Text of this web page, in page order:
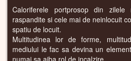
Caloriferele portprosop din
raspandite si cele mai de neinlocuit
spatiu de locuit.
Multitudinea lor de forme,
mediului le fac sa devina un